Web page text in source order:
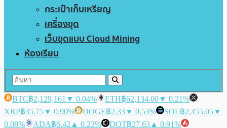
กระเป๋าเก็บเหรียญ
เครื่องขุด
เว็บขุดแบบ Cloud Mining
ห้องเรียน
BTC฿2,129,161 ▼ 0.04% ETH฿62,134.00▼ 0.21%
XRP฿35.75▼ 0.90% DOGE฿2.33▼ 0.53% SOL฿2,455.05▼
0.08%
ADA฿6.42 ▲ 0.23% DOT฿27.63 ▲ 0.91%